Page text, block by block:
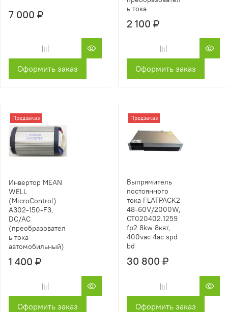
7 000 ₽
Оформить заказ
ь тока
2 100 ₽
Оформить заказ
Предзаказ
Инвертор MEAN
WELL
(MicroControl)
A302-150-F3,
DC/AC
(преобразовател
ь тока
автомобильный)
1 400 ₽
Оформить заказ
Предзаказ
Выпрямитель
постоянного
тока FLATPACK2
48-60V/2000W,
CT020402.1259
fp2 8kw 8квт,
400vac 4ac spd
bd
30 800 ₽
Оформить заказ